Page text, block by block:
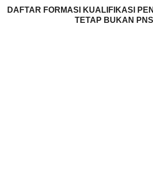
DAFTAR FORMASI KUALIFIKASI
TETAP BUKAN PNS